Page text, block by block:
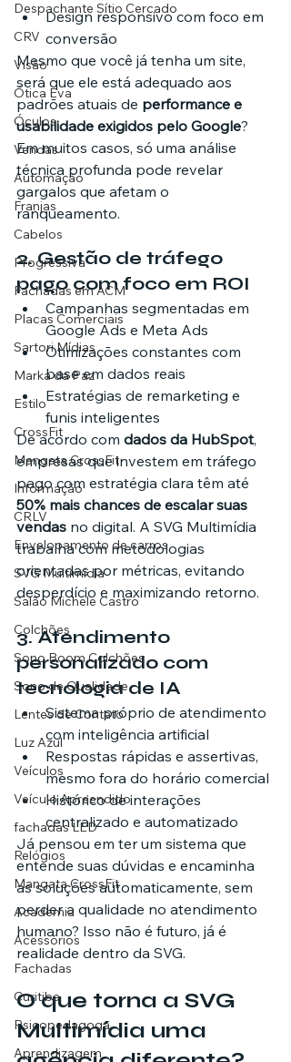
Despachante Sítio Cercado
CRV
Visão
Ótica Eva
Óculos
Vendas
Automação
Franjas
Cabelos
Progressiva
Fachadas em ACM
Placas Comerciais
Sartori Mídias
Marka da Paz
Estilo
CrossFit
Mangata CrossFit
Informação
CRLV
Envelopamento de carros
SVG Multimídia
Salão Michele Castro
Colchões
Sono Boom Colchões
Sono de Qualidade
Lentes de Contato
Luz Azul
Veículos
Veículo Apreendido
fachadas LED
Relógios
Mangata CrossFit
Academia
Acessórios
Fachadas
Curitiba
Psicopedagoga
Aprendizagem
Design responsivo com foco em
conversão
Mesmo que você já tenha um site,
será que ele está adequado aos
padrões atuais de performance e
usabilidade exigidos pelo Google?
Em muitos casos, só uma análise
técnica profunda pode revelar
gargalos que afetam o
ranqueamento.
2. Gestão de tráfego
pago com foco em ROI
Campanhas segmentadas em
Google Ads e Meta Ads
Otimizações constantes com
base em dados reais
Estratégias de remarketing e
funis inteligentes
De acordo com dados da HubSpot,
empresas que investem em tráfego
pago com estratégia clara têm até
50% mais chances de escalar suas
vendas no digital. A SVG Multimídia
trabalha com metodologias
orientadas por métricas, evitando
desperdício e maximizando retorno.
3. Atendimento
personalizado com
tecnologia de IA
Sistema próprio de atendimento
com inteligência artificial
Respostas rápidas e assertivas,
mesmo fora do horário comercial
Histórico de interações
centralizado e automatizado
Já pensou em ter um sistema que
entende suas dúvidas e encaminha
as soluções automaticamente, sem
perder a qualidade no atendimento
humano? Isso não é futuro, já é
realidade dentro da SVG.
O que torna a SVG
Multimídia uma